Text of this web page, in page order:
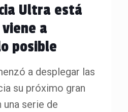
Ultra está
a
posible
a desplegar las
su próximo gran
serie de